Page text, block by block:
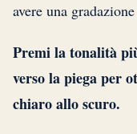
avere una
Premi la tonalità
verso la piega per
chiaro allo scuro.